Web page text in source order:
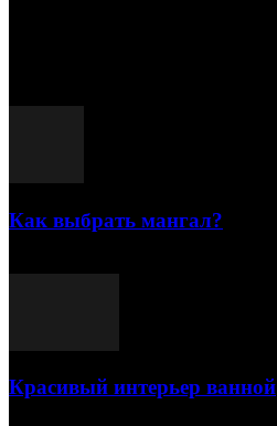
Как выбрать мангал?
Красивый интерьер ванной